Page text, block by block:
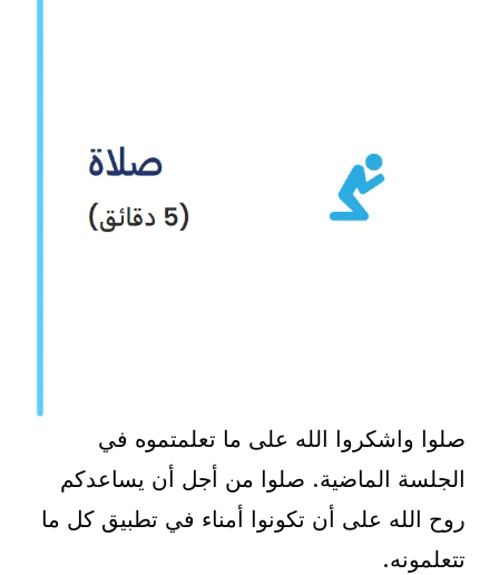
صلوا واشكروا الله على ما تعلمتموه في
الجلسة الماضية. صلوا من أجل أن يساعدكم
روح الله على أن تكونوا أمناء في تطبيق كل ما
تتعلمونه.